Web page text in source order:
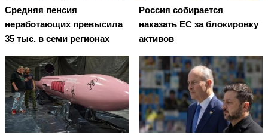
Средняя пенсия
неработающих превысила
35 тыс. в семи регионах
Россия собирается
наказать EC за блокировку
активов